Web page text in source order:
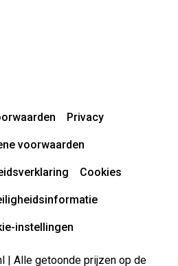
Privacy
voorwaarden
Cookies
instellingen
| Alle getoonde prijzen op de